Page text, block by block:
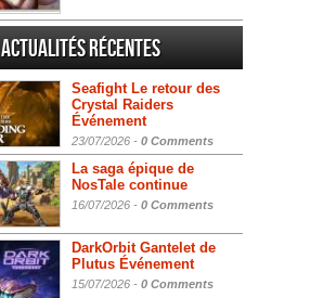
Actualités Récentes
Seafight Le retour des
Crystal Raiders
Événement
23/07/2026 - 0 Comments
La saga épique de
NosTale continue
16/07/2026 - 0 Comments
DarkOrbit Gantelet de
Plutus Événement
15/07/2026 - 0 Comments